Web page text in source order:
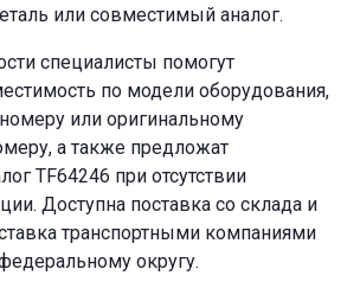
или совместимый аналог.
специалисты помогут
по модели оборудования,
или оригинальному
а также предложат
TF64246 при отсутствии
Доступна поставка со склада и
транспортными компаниями
округу.